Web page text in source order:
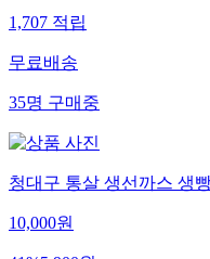
1,707적립
무료배송
35명구매중
청대구 통살 생선까스 생
10,000원